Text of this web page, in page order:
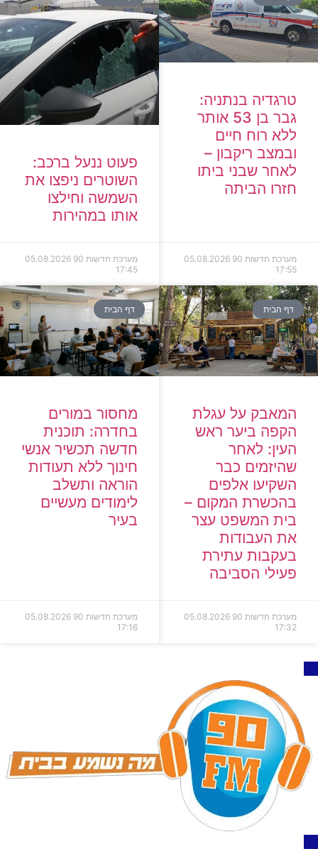
טרגדיה בנתניה:
גבר בן 53 אותר
ללא רוח חיים
ובמצב ריקבון –
לאחר שבני ביתו
חזרו הביתה
מערכת חדשות 90
05.08.2026
17:55
פעוט ננעל ברכב:
השוטרים ניפצו את
השמשה וחילצו
אותו במהירות
מערכת חדשות 90
05.08.2026
17:45
דף הבית
המאבק על עגלת
הקפה ביער ראש
העין: לאחר
שהיזמים כבר
השקיעו אלפים
בהכשרת המקום –
בית המשפט עצר
את העבודות
בעקבות עתירת
פעילי הסביבה
מערכת חדשות 90
05.08.2026
17:32
דף הבית
מחסור במורים
בחדרה: תוכנית
חדשה תכשיר אנשי
חינוך ללא תעודות
הוראה ותשלב
לימודים מעשיים
בעיר
מערכת חדשות 90
05.08.2026
17:16